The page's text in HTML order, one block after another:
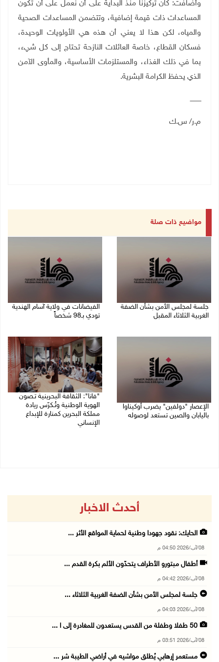
وأضافت: كان تركيزنا منذ البداية على أن نعمل على أن تكون
المساعدات ذات قيمة إضافية، وتتضمن المساعدات الصحية
والمياه، لكن هذا لا يعني أن هذه هي الأولويات الوحيدة،
فسكان القطاع، خاصة العائلات النازحة تحتاج إلى كل شيء،
بما في ذلك الغذاء، والمستلزمات الأساسية، والمأوى الآمن
الذي يحفظ الكرامة البشرية.
ـــــــــــ
م.ر/ س.ك
مواضيع ذات صلة
جلسة لمجلس الأمن بشأن الضفة
الغربية الثلاثاء المقبل
الفيضانات في ولاية آسام الهندية
تودي بـ98 شخصاً
الإعصار "دولفين" يضرب أوكيناوا
باليابان والصين تستعد لوصوله
"فانا": الثقافة البحرينية تـصون
الهوية الوطنية وتُـكرّس ريادة
مملكة البحرين كمنارة للإبداع
الإنساني
أحدث الاخبار
الحايك: نقود جهودا وطنية لحماية المواقع الأثر ...
08/آب/2026 04:50 م
أطفال مبتورو الأطراف يتحدّون الألم بكرة القدم ...
08/آب/2026 04:42 م
جلسة لمجلس الأمن بشأن الضفة الغربية الثلاثاء ...
08/آب/2026 04:03 م
50 طفلا وطفلة من القدس يستعدون للمغادرة إلى ا ...
08/آب/2026 03:51 م
مستعمر إرهابي يُطلق مواشيه في أراضي الطيبة شر ...